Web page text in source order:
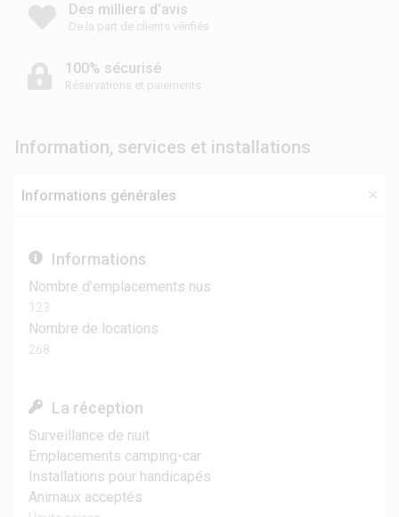
Des milliers d’avis
De la part de clients vérifiés
100% sécurisé
Réservations et paiements
Information, services et installations
Informations générales
Informations
Nombre d'emplacements nus
123
Nombre de locations
268
La réception
Surveillance de nuit
Emplacements camping-car
Installations pour handicapés
Animaux acceptés